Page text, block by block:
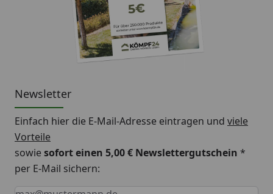
Newsletter
Einfach hier die E-Mail-Adresse eintragen und viele
Vorteile
sowiesofort einen 5,00 € Newslettergutschein *
per E-Mail sichern:
Keine Eingabe erforderlich
Eingabe erforderlich
E-Mail *